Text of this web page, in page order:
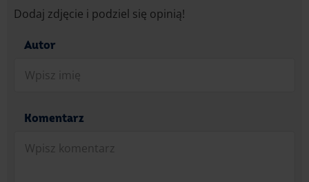
Dodaj zdjęcie i podziel się opinią!
Autor
Komentarz